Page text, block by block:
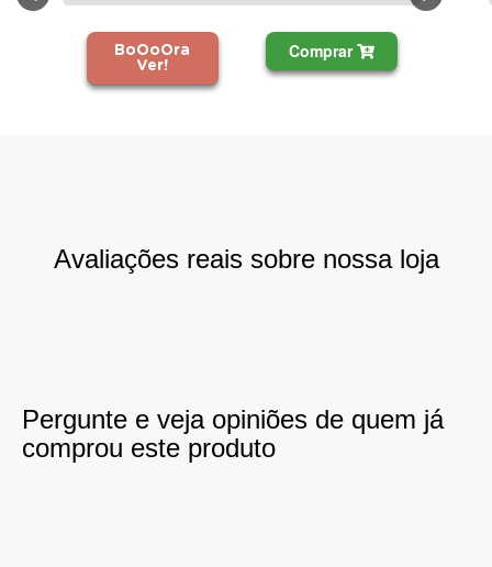
BoOoOra
Ver!
Comprar
Avaliações reais sobre nossa loja
Pergunte e veja opiniões de quem já
comprou este produto